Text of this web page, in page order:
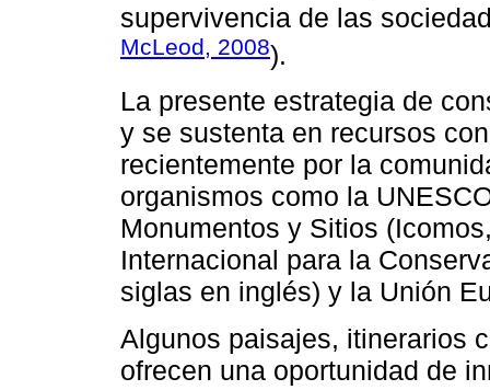
supervivencia de las
McLeod, 2008).
La presente estrategia de
y se sustenta en recursos
recientemente por la
organismos como la
Monumentos y Sitios
Internacional para la
siglas en inglés) y la Unión
Algunos paisajes, itinerarios
ofrecen una oportunidad de